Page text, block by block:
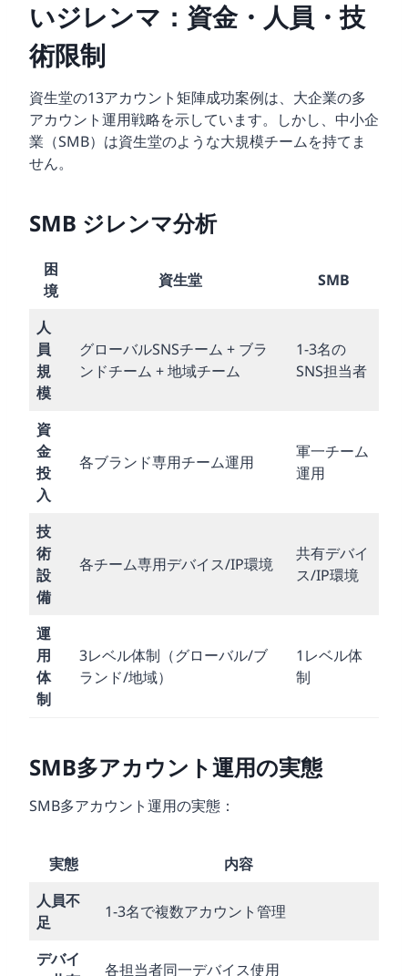
いジレンマ：資金・人員・技
術限制
資生堂の13アカウント矩陣成功案例は、大企業の多
アカウント運用戦略を示しています。しかし、中小企
業（SMB）は資生堂のような大規模チームを持てま
せん。
SMB ジレンマ分析
困
境
資生堂 SMB
人
員
規
模
グローバルSNSチーム + ブラ
ンドチーム + 地域チーム
1-3名の
SNS担当者
資
金
投
入
各ブランド専用チーム運用
軍一チーム
運用
技
術
設
備
各チーム専用デバイス/IP環境
共有デバイ
ス/IP環境
運
用
体
制
3レベル体制（グローバル/ブ
ランド/地域）
1レベル体
制
SMB多アカウント運用の実態
SMB多アカウント運用の実態：
実態
内容
人員不
足
1-3名で複数アカウント管理
デバイ
各担当者同一デバイス使用